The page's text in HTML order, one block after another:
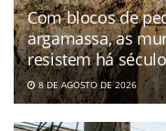
Com blocos de
argamassa, as
resistem há
8 DE AGOSTO DE 2026